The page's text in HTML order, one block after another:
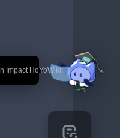
Impact HoYoWiki